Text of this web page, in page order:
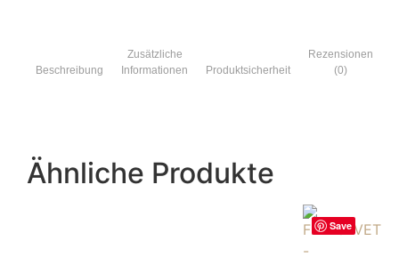
Beschreibung
Zusätzliche
Informationen
Produktsicherheit
Rezensionen
(0)
Ähnliche Produkte
Save